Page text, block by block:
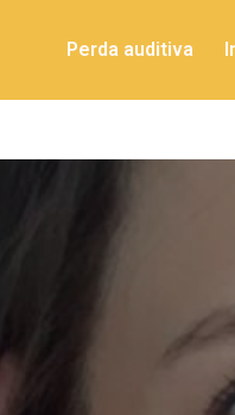
Perda auditiva